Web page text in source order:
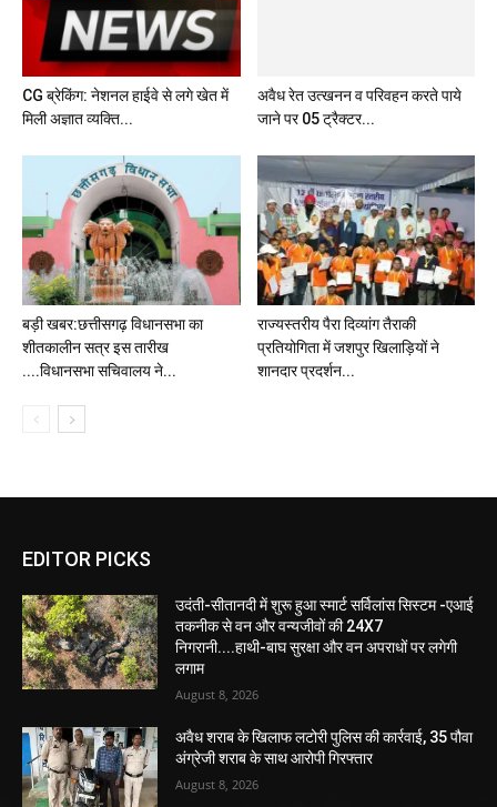
CG ब्रेकिंग: नेशनल हाईवे से लगे खेत में
मिली अज्ञात व्यक्ति...
बड़ी खबर:छत्तीसगढ़ विधानसभा का
शीतकालीन सत्र इस तारीख
....विधानसभा सचिवालय ने...
राज्यस्तरीय पैरा दिव्यांग तैराकी
प्रतियोगिता में जशपुर खिलाड़ियों ने
शानदार प्रदर्शन...
तकनीक से वन और वन्यजीवों की 24X7
निगरानी....हाथी-बाघ सुरक्षा और वन अपराधों पर लगेगी
लगाम
August 8, 2026
अंग्रेजी शराब के साथ आरोपी गिरफ्तार
August 8, 2026